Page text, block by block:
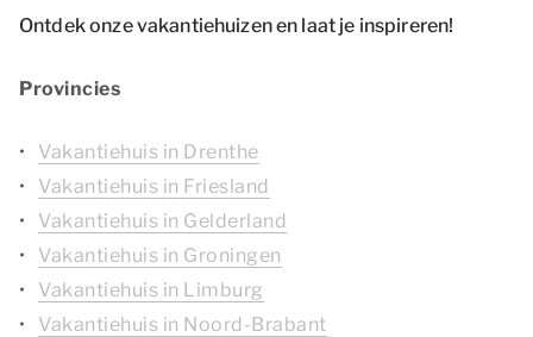
Ontdek onze vakantiehuizen en laat je inspireren!
Provincies
Vakantiehuis in Drenthe
Vakantiehuis in Friesland
Vakantiehuis in Gelderland
Vakantiehuis in Groningen
Vakantiehuis in Limburg
Vakantiehuis in Noord-Brabant